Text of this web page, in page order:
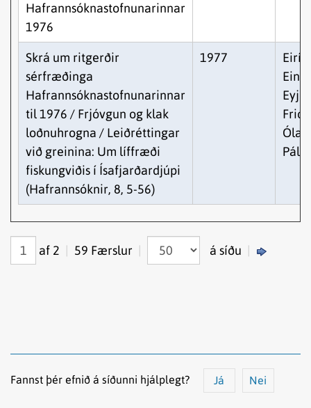
Hafrannsóknastofnunarinnar
1976
Skrá um ritgerðir
sérfræðinga
Hafrannsóknastofnunarinnar
til 1976 / Frjóvgun og klak
loðnuhrogna / Leiðréttingar
við greinina: Um líffræði
fiskungviðis í Ísafjarðardjúpi
(Hafrannsóknir, 8, 5-56)
1977
af 2 59 Færslur á síðu
Fannst þér efnið á síðunni hjálplegt? Já Nei